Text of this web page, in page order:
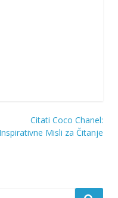
Citati Coco Chanel:
Inspirativne Misli za Čitanje